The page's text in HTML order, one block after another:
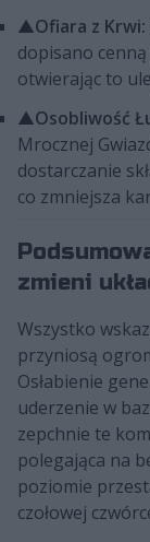
▲Ofiara z Krwi:
dopisano
otwierając to
▲Osobliwość
Mrocznej
dostarczanie
co zmniejsza
zmieni
Wszystko
przyniosą
Osłabienie
uderzenie w
zepchnie te
polegająca na
poziomie
czołowej